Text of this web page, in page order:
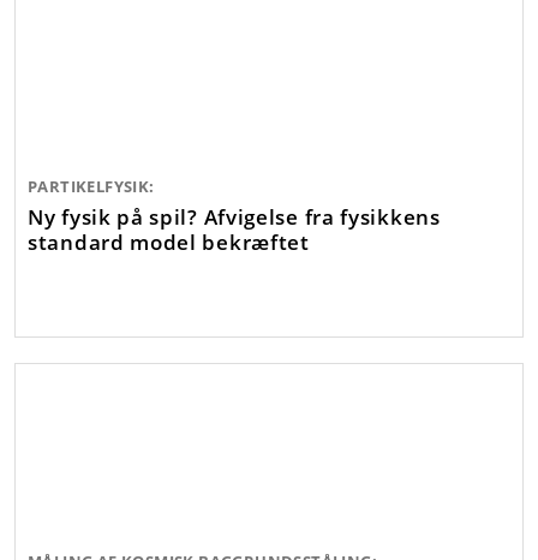
PARTIKELFYSIK:
Ny fysik på spil? Afvigelse fra fysikkens
standard model bekræftet